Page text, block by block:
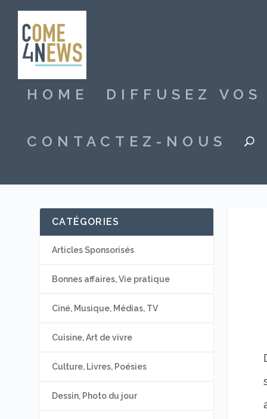
HOME DIFFUSEZ
CONTACTEZ-NOUS
CATÉGORIES
Articles Sponsorisés
Bonnes affaires, Vie pratique
Ciné, Musique, Médias, TV
Cuisine, Art de vivre
Culture, Livres, Poésies
Dessin, Photo du jour